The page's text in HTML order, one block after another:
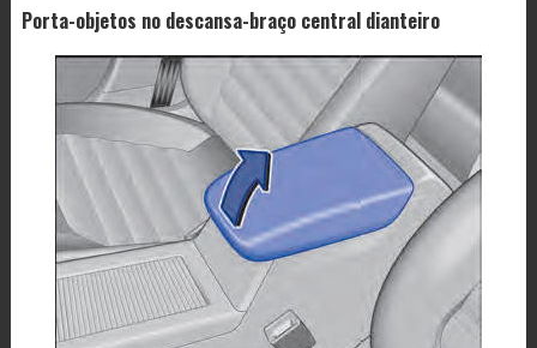
Porta-objetos no descansa-braço central dianteiro